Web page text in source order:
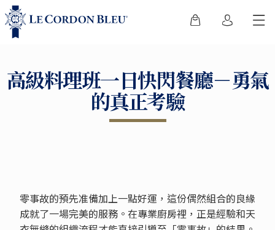
高級料理班一日快閃餐廳－勇氣
的真正考驗
零事故的預先准備加上一點好運，這份偶然組合的良緣
成就了一場完美的服務。在專業廚房裡，正是經驗和天